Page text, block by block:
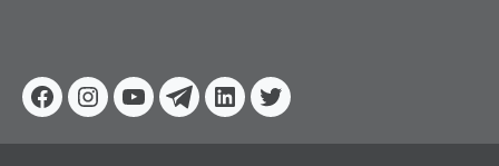
Facebook
Instagram
YoutubeTelegram
Linkedin
Twitter